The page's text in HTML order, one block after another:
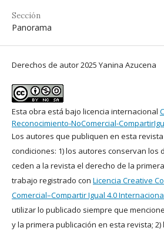
Sección
Panorama
Derechos de autor 2025 Yanina Azucena
Esta obra está bajo licencia internacional
Reconocimiento-NoComercial-
Los autores que publiquen en esta
condiciones: 1) los autores conservan los
ceden a la revista el derecho de la
trabajo registrado con Licencia Creative
Comercial–Compartir Igual 4.0
utilizar lo publicado siempre que
y la primera publicación en esta revista;